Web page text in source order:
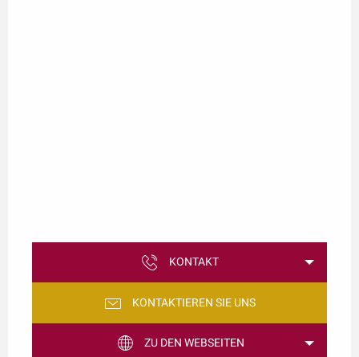
KONTAKT
KONTAKTIEREN SIE UNS
ZU DEN WEBSEITEN